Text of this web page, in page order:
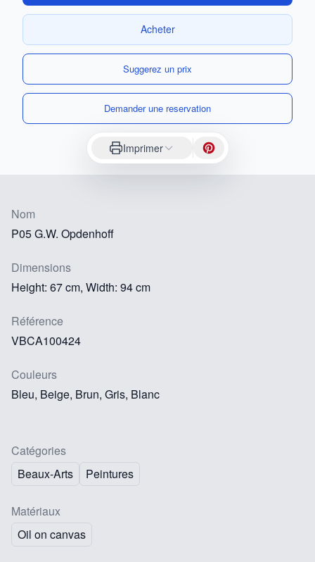
Acheter
Suggerez un prix
Demander une reservation
Imprimer
Nom
P05 G.W. Opdenhoff
Dimensions
Height: 67 cm, Width: 94 cm
Référence
VBCA100424
Couleurs
Bleu, Beige, Brun, Gris, Blanc
Catégories
Beaux-Arts
Peintures
Matériaux
Oil on canvas